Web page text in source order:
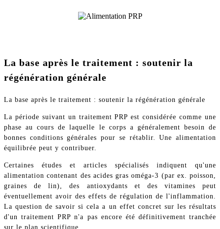
La base après le traitement : soutenir la
régénération générale
La base après le traitement : soutenir la régénération générale
La période suivant un traitement PRP est considérée comme une
phase au cours de laquelle le corps a généralement besoin de
bonnes conditions générales pour se rétablir. Une alimentation
équilibrée peut y contribuer.
Certaines études et articles spécialisés indiquent qu'une
alimentation contenant des acides gras oméga-3 (par ex. poisson,
graines de lin), des antioxydants et des vitamines peut
éventuellement avoir des effets de régulation de l'inflammation.
La question de savoir si cela a un effet concret sur les résultats
d'un traitement PRP n'a pas encore été définitivement tranchée
sur le plan scientifique.